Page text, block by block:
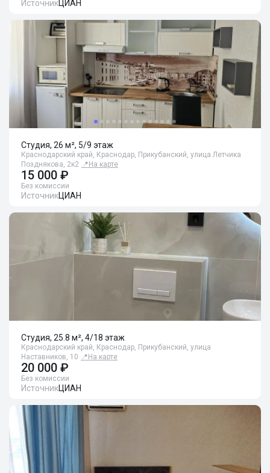
ИсточникЦИАН
Студия, 26 м², 5/9 этаж
Краснодарский край, Краснодар, Прикубанский, улица Летчика
Позднякова, 2к2 📍 На карте
15 000 ₽
Без комиссии
ИсточникЦИАН
Студия, 25.8 м², 4/18 этаж
Краснодарский край, Краснодар, Прикубанский, улица
Наставников, 10 📍 На карте
20 000 ₽
Без комиссии
ИсточникЦИАН